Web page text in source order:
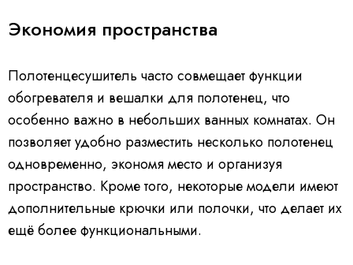
Экономия пространства
Полотенцесушитель часто совмещает функции
обогревателя и вешалки для полотенец, что
особенно важно в небольших ванных комнатах. Он
позволяет удобно разместить несколько полотенец
одновременно, экономя место и организуя
пространство. Кроме того, некоторые модели имеют
дополнительные крючки или полочки, что делает их
ещё более функциональными.